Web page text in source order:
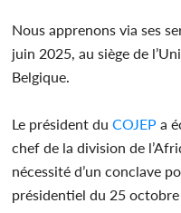
Nous apprenons via ses
juin 2025, au siège de
Belgique.
Le président duCOJEP a
chef de la division de
nécessité d’un conclave
présidentiel du 25